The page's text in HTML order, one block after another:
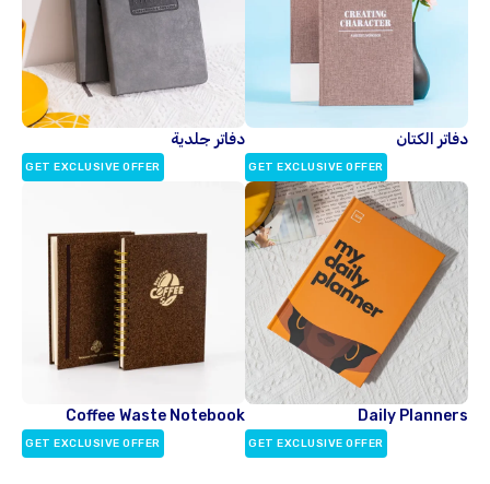
دفاتر الكتان
GET EXCLUSIVE OFFER
دفاتر جلدية
GET EXCLUSIVE OFFER
Daily Planners
GET EXCLUSIVE OFFER
Coffee Waste Notebook
GET EXCLUSIVE OFFER